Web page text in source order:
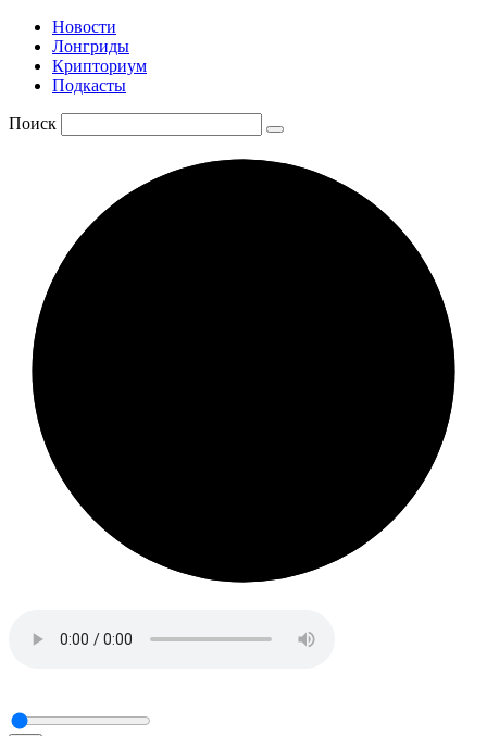
Новости
Лонгриды
Крипториум
Подкасты
Поиск